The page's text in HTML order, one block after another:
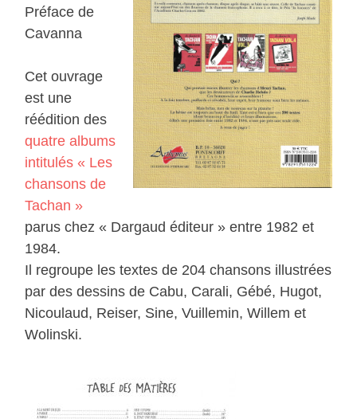
Préface de
Cavanna
Cet ouvrage
est une
réédition des
quatre albums
intitulés « Les
chansons de
Tachan »
parus chez « Dargaud éditeur » entre 1982 et
1984.
Il regroupe les textes de 204 chansons illustrées
par des dessins de Cabu, Carali, Gébé, Hugot,
Nicoulaud, Reiser, Sine, Vuillemin, Willem et
Wolinski.